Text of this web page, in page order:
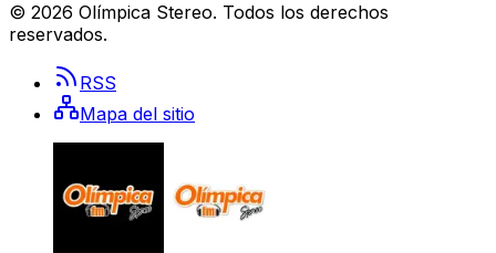
© 2026 Olímpica Stereo. Todos los derechos
reservados.
RSS
Mapa del sitio